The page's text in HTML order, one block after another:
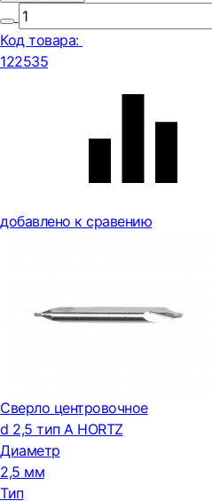
Код товара:
122535
добавлено к сравению
Сверло центровочное
d 2,5 тип А HORTZ
Диаметр
2,5 мм
Тип